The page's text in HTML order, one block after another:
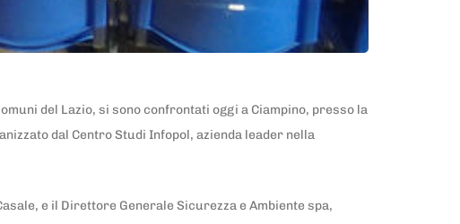
del Lazio, si sono confrontati oggi a Ciampino, presso la
dal Centro Studi Infopol, azienda leader nella
e il Direttore Generale Sicurezza e Ambiente spa,